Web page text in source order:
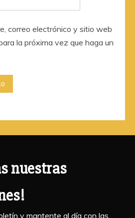
correo electrónico y sitio web
la próxima vez que haga un
nuestras
y mantente al día con las